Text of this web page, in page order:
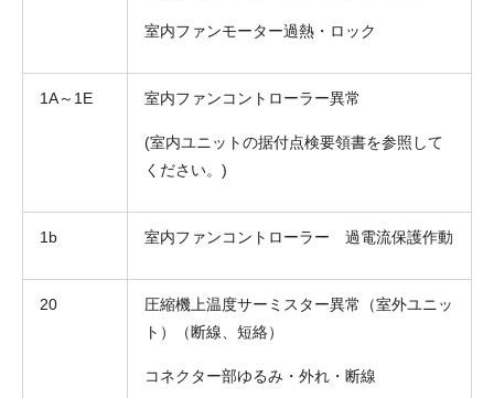
室内ファンモーター過熱・ロック
1A～1E 室内ファンコントローラー異常
(室内ユニットの据付点検要領書を参照して
ください。)
1b 室内ファンコントローラー 過電流保護作動
20
圧縮機上温度サーミスター異常（室外ユニッ
ト）（断線、短絡）
コネクター部ゆるみ・外れ・断線